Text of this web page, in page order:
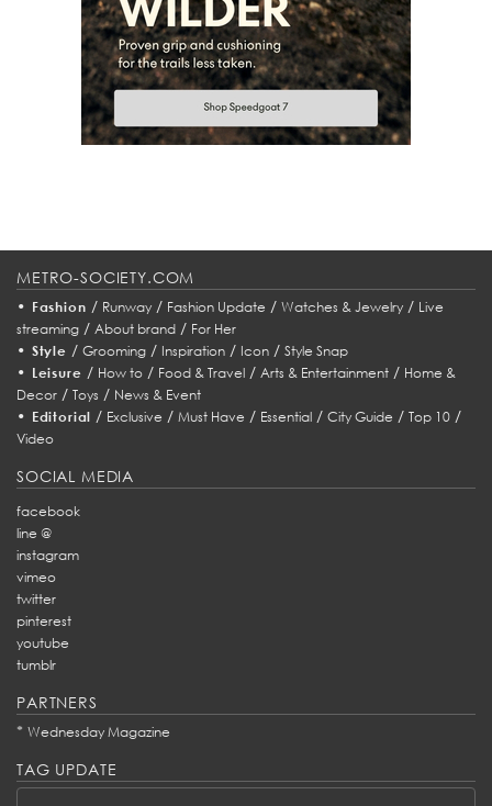
METRO-SOCIETY.COM
• Fashion / Runway/ Fashion Update / Watches & Jewelry/ Live
streaming / About brand / For Her
• Style / Grooming/ Inspiration/ Icon/ Style Snap
• Leisure / How to/ Food & Travel/ Arts & Entertainment/ Home &
Decor / Toys / News & Event
• Editorial / Exclusive /Must Have / Essential /City Guide /Top 10 /
Video
SOCIAL MEDIA
facebook
line @
instagram
vimeo
twitter
pinterest
youtube
tumblr
PARTNERS
* Wednesday Magazine
TAG UPDATE